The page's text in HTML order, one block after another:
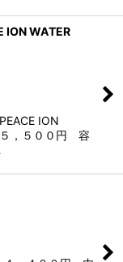
ION WATER
ION
，５００円 容